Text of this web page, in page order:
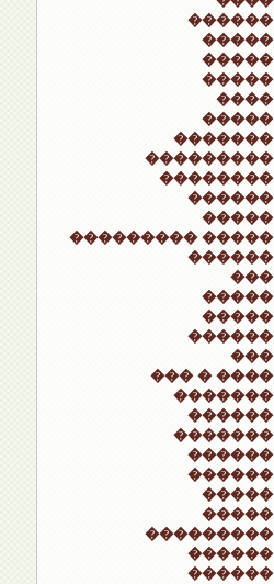
������
�����
�����
�����
����
�����
�������
���������
��������
������
�����
��������� �����
������
���
�����
�����
������
���
��� � ����
�������
������
�������
������
������
�����
�����
���������
������
������